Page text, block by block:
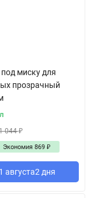
миску для
прозрачный
044₽
Экономия 869 ₽
августа2 дня